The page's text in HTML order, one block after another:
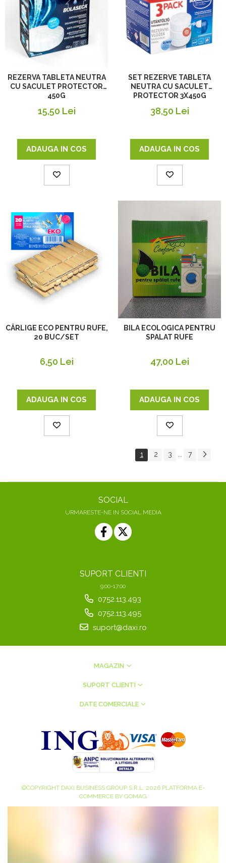
REZERVA TABLETA NEUTRA
CU SACULET PROTECTOR
450G
15,50 Lei
ADAUGA IN COS
SET REZERVE TABLETA
NEUTRA CU SACULET
PROTECTOR 3X450G
38,50 Lei
ADAUGA IN COS
CÂRLIGE ECO PENTRU RUFE,
20 BUC/SET
6,50 Lei
ADAUGA IN COS
BILA ECOLOGICA PENTRU
SPALAT RUFE
47,00 Lei
ADAUGA IN COS
1 2 3 ... 7
SOCIAL
URMARESTE-NE IN SOCIAL MEDIA
SUPORT CLIENTI
9:00-17:00
0752.113.493
0752.113.495
suport@daxi.ro
MAGAZIN
SUPORT CLIENTI
DATE COMERCIALE
©COPYRIGHT DAXI BUSINESS GROUP S.R.L. 2026 PLATFORMA E-
COMMERCE BY GOMAG